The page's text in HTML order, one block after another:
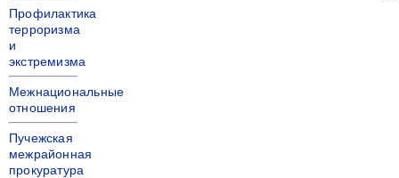
Профилактика
терроризма
и
экстремизма
Межнациональные
отношения
Пучежская
межрайонная
прокуратура